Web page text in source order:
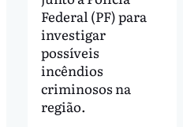
Federal (PF) para
investigar
possíveis
incêndios
criminosos na
região.